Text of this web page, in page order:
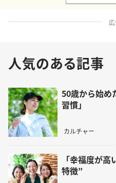
人気のある記事
50歳から始め
習慣」
カルチャー
「幸福度が
特徴”